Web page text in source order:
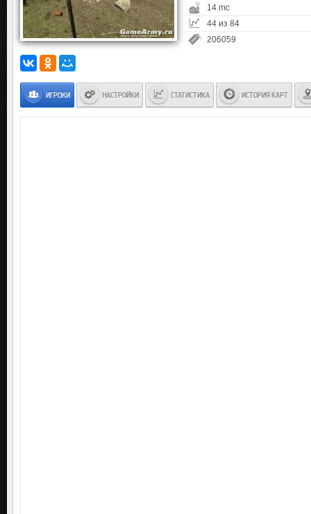
14 mc
44 из 84
206059
ИГРОКИ НАСТРОЙКИ СТАТИСТИКА ИСТОРИЯ КАРТ